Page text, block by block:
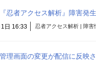
『忍者アクセス解析』障害発
日 16:33 忍者アクセス解析 | 障害
管理画面の変更が配信に反映